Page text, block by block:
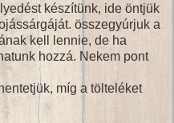
készítünk, ide öntjük
összegyúrjuk a
kell lennie, de ha
hozzá. Nekem pont
míg a tölteléket